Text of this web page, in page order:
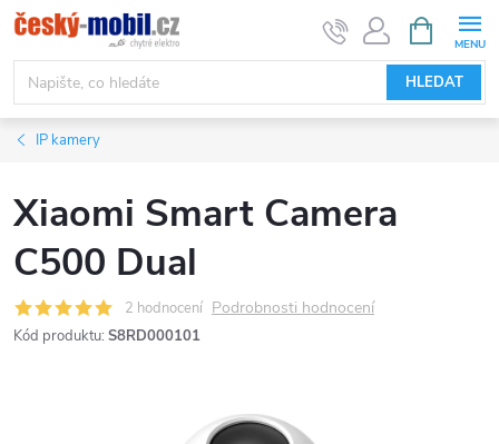
Přejít
na
obsah
HLEDAT
NÁKUPNÍ
KOŠÍK
IP kamery
Xiaomi Smart Camera
C500 Dual
2 hodnocení Podrobnosti hodnocení
Kód produktu: S8RD000101